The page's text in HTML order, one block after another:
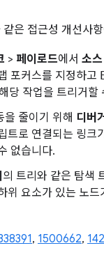
은 접근성 개선사
> 페이로드에서 소스
포커스를 지정하고
당 작업을 트리거할
을 줄이기 위해 디버거
트로 연결되는 링크
없습니다.
의 트리와 같은 탐색
위 요소가 있는 노드
, 1500662,